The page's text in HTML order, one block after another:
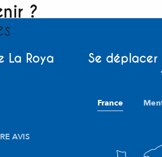
?
La Roya Se déplacer
AVIS
France